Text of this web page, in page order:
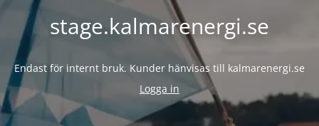
stage.kalmarenergi.se
Endast för internt bruk. Kunder hänvisas till kalmarenergi.se
Logga in